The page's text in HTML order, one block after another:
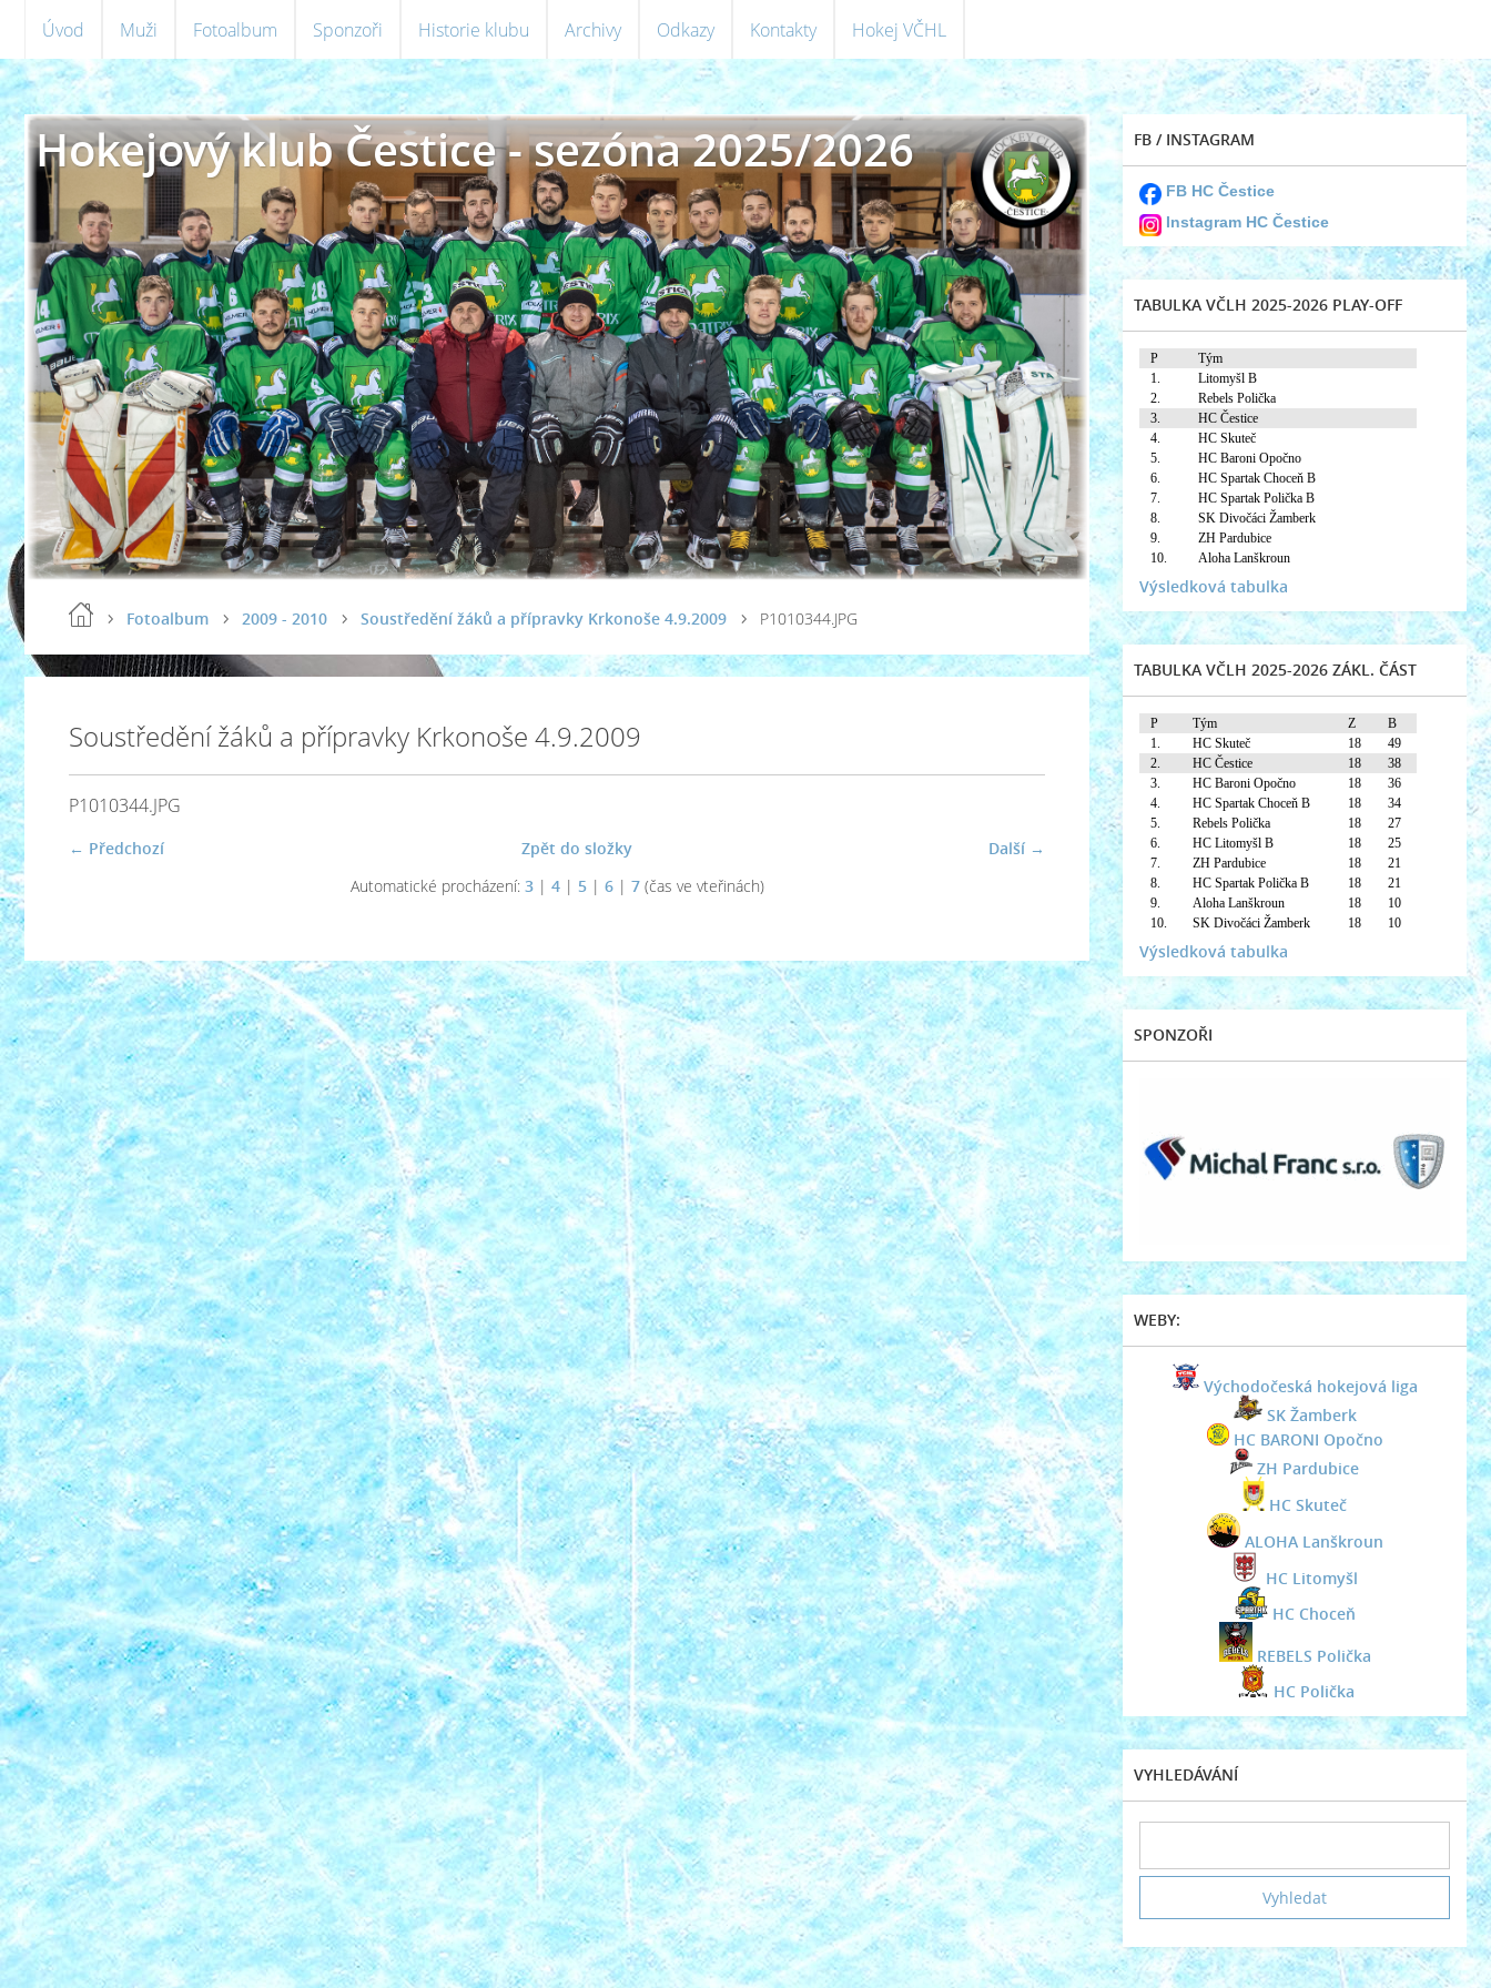
Úvod Muži Fotoalbum Sponzoři Historie klubu Archivy Odkazy Kontakty Hokej VČHL
Hokejový klub Čestice - sezóna 2025/2026
Fotoalbum 2009 - 2010 Soustředění žáků a přípravky Krkonoše 4.9.2009 P1010344.JPG
Soustředění žáků a přípravky Krkonoše 4.9.2009
P1010344.JPG
← Předchozí Další →
Zpět do složky
Automatické procházení: 3| 4| 5| 6| 7(čas ve vteřinách)
FB / INSTAGRAM
FB HC Čestice
Instagram HC Čestice
TABULKA VČLH 2025-2026 PLAY-OFF
P
Tým
1.
Litomyšl B
2.
Rebels Polička
3.
HC Čestice
4.
HC Skuteč
5.
HC Baroni Opočno
6.
HC Spartak Choceň B
7.
HC Spartak Polička B
8.
SK Divočáci Žamberk
9.
ZH Pardubice
10.
Aloha Lanškroun
Výsledková tabulka
TABULKA VČLH 2025-2026 ZÁKL. ČÁST
P Tým Z
B
1.
HC Skuteč 18
49
2.
HC Čestice 18
38
3.
HC Baroni Opočno 18
36
4.
HC Spartak Choceň B 18
34
5.
Rebels Polička 18
27
6.
HC Litomyšl B 18
25
7.
ZH Pardubice 18
21
8.
HC Spartak Polička B 18
21
9.
Aloha Lanškroun 18
10
10.
SK Divočáci Žamberk 18 10
Výsledková tabulka
SPONZOŘI
WEBY:
Východočeská hokejová liga
SK Žamberk
HC BARONI Opočno
ZH Pardubice
HC Skuteč
ALOHA Lanškroun
HC Litomyšl
HC Choceň
REBELS Polička
HC Polička
VYHLEDÁVÁNÍ